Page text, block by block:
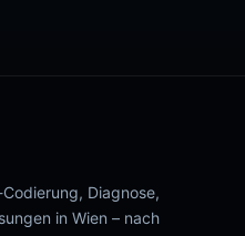
Diagnose,
in Wien – nach